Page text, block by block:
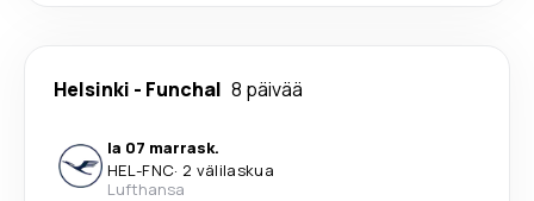
Helsinki - Funchal 8 päivää
la 07 marrask.
HEL-FNC· 2 välilaskua
Lufthansa